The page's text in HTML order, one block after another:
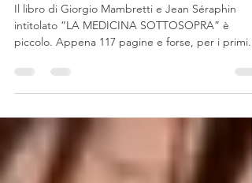
Quel pazzo di
Hamer
Il libro di Giorgio Mambretti e Jean Séraphin
piccolo. Appena 117 pagine e forse, per i primi...